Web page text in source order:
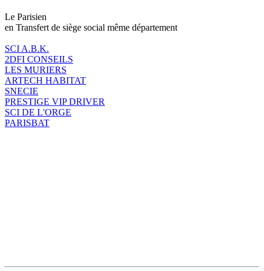
Le Parisien
en Transfert de siège social même département
SCI A.B.K.
2DFI CONSEILS
LES MURIERS
ARTECH HABITAT
SNECIE
PRESTIGE VIP DRIVER
SCI DE L'ORGE
PARISBAT